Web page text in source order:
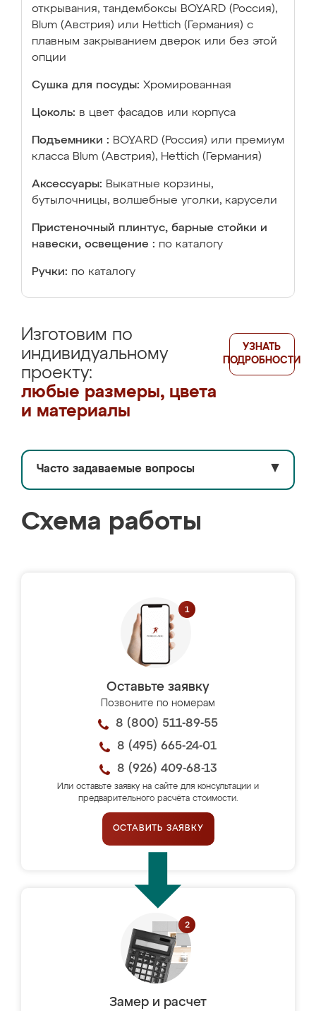
открывания, тандембоксы BOYARD (Россия),
Blum (Австрия) или Hettich (Германия) с
плавным закрыванием дверок или без этой
опции
Сушка для посуды: Хромированная
Цоколь: в цвет фасадов или корпуса
Подъемники : BOYARD (Россия) или премиум
класса Blum (Австрия), Hettich (Германия)
Аксессуары: Выкатные корзины,
бутылочницы, волшебные уголки, карусели
Пристеночный плинтус, барные стойки и
навески, освещение : по каталогу
Ручки: по каталогу
Изготовим по
индивидуальному
проекту:
любые размеры, цвета
и материалы
УЗНАТЬ
ПОДРОБНОСТИ
Часто задаваемые вопросы ▼
Схема работы
Оставьте заявку
Позвоните по номерам
8 (800) 511-89-55
8 (495) 665-24-01
8 (926) 409-68-13
Или оставьте заявку на сайте для консультации и
предварительного расчёта стоимости.
ОСТАВИТЬ ЗАЯВКУ
Замер и расчет